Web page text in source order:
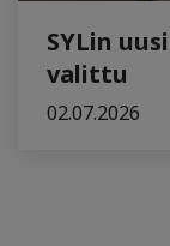
SYLin
valittu
02.07.2026